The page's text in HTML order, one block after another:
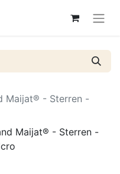
Maijat® - Sterren -